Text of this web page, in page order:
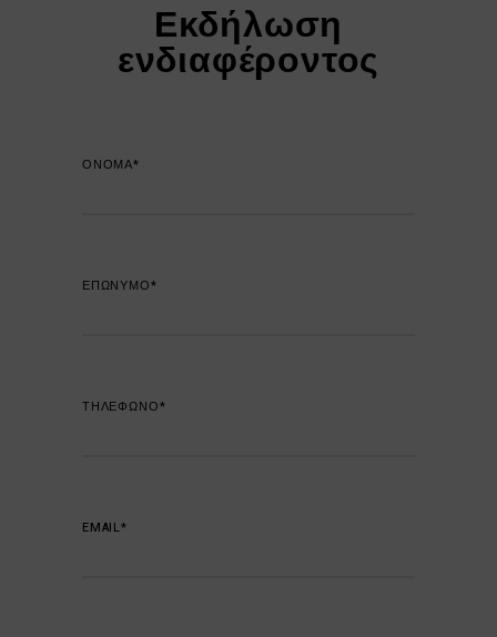
Εκδήλωση
ενδιαφέροντος
ΟΝΟΜΑ*
ΕΠΩΝΥΜΟ*
ΤΗΛΕΦΩΝΟ*
EMAIL*